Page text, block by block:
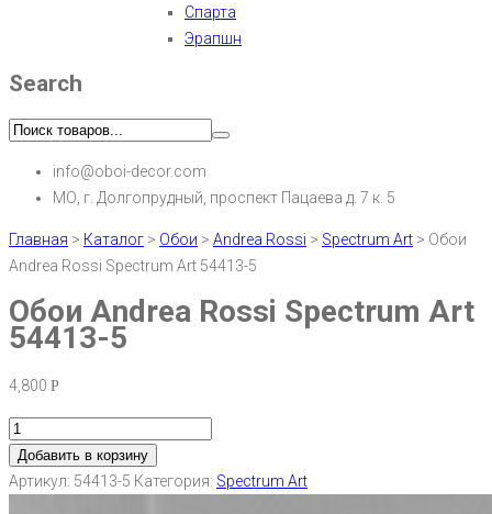
Спарта
Эрапшн
Search
info@oboi-decor.com
МО, г. Долгопрудный, проспект Пацаева д. 7 к. 5
Главная > Каталог > Обои > Andrea Rossi > Spectrum Art > Обои
Andrea Rossi Spectrum Art 54413-5
Обои Andrea Rossi Spectrum Art
54413-5
4,800 Р
Добавить в корзину
Артикул: 54413-5 Категория: Spectrum Art